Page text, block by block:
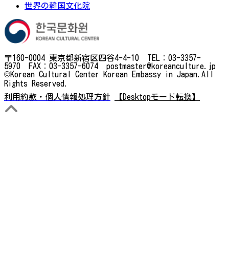
世界の韓国文化院
〒160-0004 東京都新宿区四谷4-4-10 TEL：03-3357-
5970 FAX：03-3357-6074 postmaster@koreanculture.jp
©Korean Cultural Center Korean Embassy in Japan.All
Rights Reserved.
利用約款・個人情報処理方針
【Desktopモード転換】